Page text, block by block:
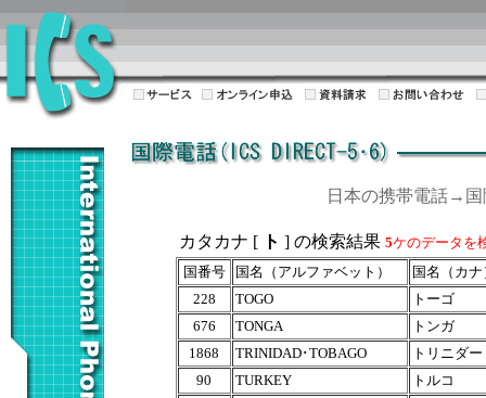
日本の携帯電話→
カタカナ [ ト ] の検索結果 5ケのデータを
国番号
国名（アルファベット）
国名（カナ
228
TOGO
トーゴ
676
TONGA
トンガ
1868
TRINIDAD･TOBAGO
トリニダ
90
TURKEY
トルコ